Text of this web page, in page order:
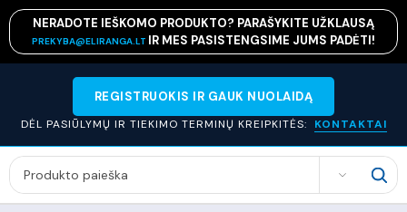
NERADOTE IEŠKOMO PRODUKTO? PARAŠYKITE UŽKLAUSĄ
PREKYBA@ELIRANGA.LT IR MES PASISTENGSIME JUMS PADĖTI!
REGISTRUOKIS IR GAUK NUOLAIDĄ
DĖL PASIŪLYMŲ IR TIEKIMO TERMINŲ KREIPKITĖS: KONTAKTAI
SEARCH